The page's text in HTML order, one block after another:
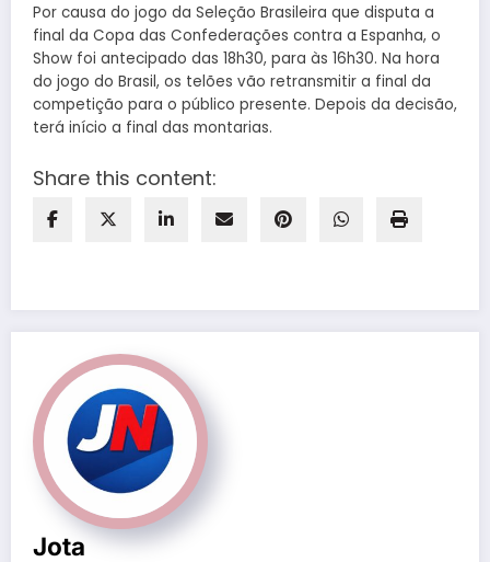
Por causa do jogo da Seleção Brasileira que disputa a
final da Copa das Confederações contra a Espanha, o
Show foi antecipado das 18h30, para às 16h30. Na hora
do jogo do Brasil, os telões vão retransmitir a final da
competição para o público presente. Depois da decisão,
terá início a final das montarias.
Share this content:
Jota